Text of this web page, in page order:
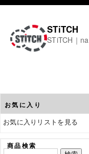
STiTCH
STiTCH｜
お気に入り
お気に入りリストを見る
商品検索